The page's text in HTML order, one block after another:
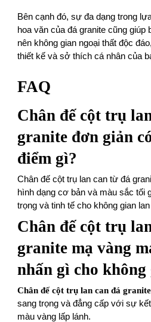
Bên cạnh đó, sự đa dạng trong
hoa văn của đá granite cũng giúp
nên không gian ngoại thất độc
thiết kế và sở thích cá nhân của
FAQ
Chân đế cột trụ
granite đơn giản
điểm gì?
Chân đế cột trụ lan can từ đá
hình dạng cơ bản và màu sắc tối
trọng và tinh tế cho không gian
Chân đế cột trụ
granite mạ vàng
nhấn gì cho không
Chân đế cột trụ lan can đá
sang trọng và đẳng cấp với sự
màu vàng lấp lánh.